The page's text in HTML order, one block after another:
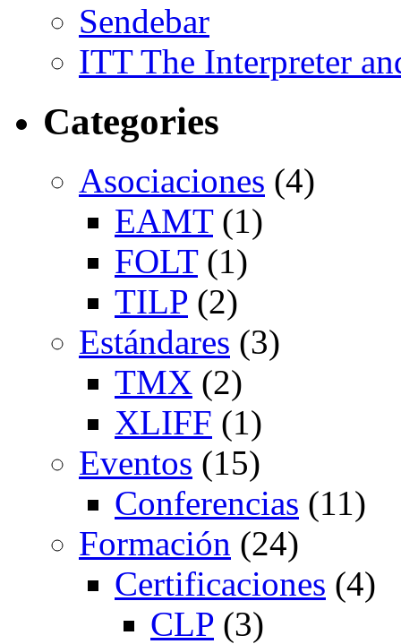
Sendebar
ITT The Interpreter
Categories
Asociaciones (4)
EAMT(1)
FOLT(1)
TILP (2)
Estándares (3)
TMX (2)
XLIFF (1)
Eventos (15)
Conferencias (11)
Formación (24)
Certificaciones (4)
CLP (3)